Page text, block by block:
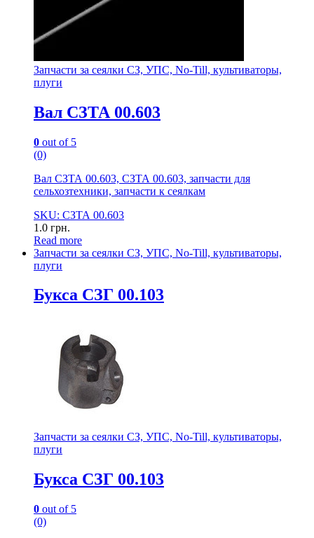
Запчасти за сеялки СЗ, УПС, No-Till, культиваторы,
плуги
Вал СЗТА 00.603
0 out of 5
(0)
Вал СЗТА 00.603, СЗТА 00.603, запчасти для
сельхозтехники, запчасти к сеялкам
SKU: СЗТА 00.603
1.0 грн.
Read more
Запчасти за сеялки СЗ, УПС, No-Till, культиваторы,
плуги
Букса СЗГ 00.103
Запчасти за сеялки СЗ, УПС, No-Till, культиваторы,
плуги
Букса СЗГ 00.103
0 out of 5
(0)